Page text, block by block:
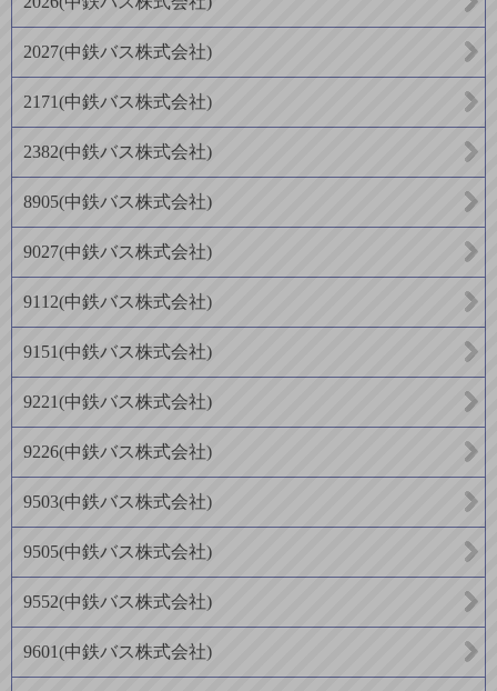
2027(中鉄バス株式会社)
2171(中鉄バス株式会社)
2382(中鉄バス株式会社)
8905(中鉄バス株式会社)
9027(中鉄バス株式会社)
9112(中鉄バス株式会社)
9151(中鉄バス株式会社)
9221(中鉄バス株式会社)
9226(中鉄バス株式会社)
9503(中鉄バス株式会社)
9505(中鉄バス株式会社)
9552(中鉄バス株式会社)
9601(中鉄バス株式会社)